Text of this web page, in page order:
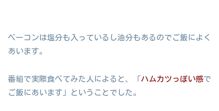
ベーコンは塩分も入っているし油分もあるのでご飯によく
あいます。
番組で実際食べてみた人によると、「 ハムカツっぽい感で
ご飯にあいます」ということでした。